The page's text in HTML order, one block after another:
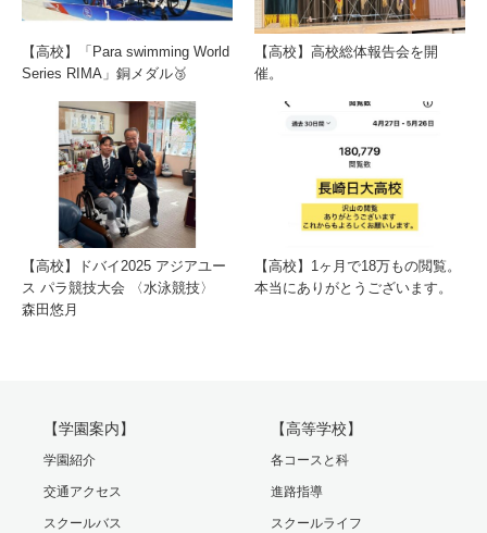
【高校】「Para swimming World
Series RIMA」銅メダル🥉
【高校】高校総体報告会を開
催。
【高校】ドバイ2025 アジアユー
ス パラ競技大会 〈水泳競技〉
森田悠月
【高校】1ヶ月で18万もの閲覧。
本当にありがとうございます。
【学園案内】
学園紹介
交通アクセス
スクールバス
【高等学校】
各コースと科
進路指導
スクールライフ